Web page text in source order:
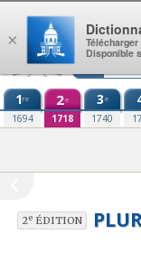
Aller au contenu
1re
1694
2e
1718
3e
1740
2eÉDITION
×
Disponible